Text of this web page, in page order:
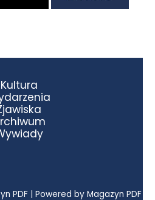
Kultura
PDF | Powered by Magazyn PDF